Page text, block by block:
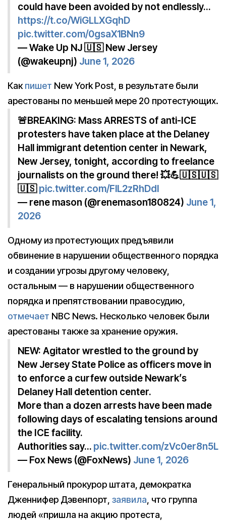
could have been avoided by not endlessly…
https://t.co/WiGLLXGqhD
pic.twitter.com/0gsaX1BNn9
— Wake Up NJ 🇺🇸 New Jersey
(@wakeupnj) June 1, 2026
Какпишет New York Post, в результате были
арестованы по меньшей мере 20 протестующих.
🚨BREAKING: Mass ARRESTS of anti-ICE
protesters have taken place at the Delaney
Hall immigrant detention center in Newark,
New Jersey, tonight, according to freelance
journalists on the ground there! 💥💪🇺🇸🇺🇸
🇺🇸pic.twitter.com/FlL2zRhDdl
— rene mason (@renemason180824) June 1,
2026
Одному из протестующих предъявили
обвинение в нарушении общественного порядка
и создании угрозы другому человеку,
остальным — в нарушении общественного
порядка и препятствовании правосудию,
отмечает NBC News. Несколько человек были
арестованы также за хранение оружия.
NEW: Agitator wrestled to the ground by
New Jersey State Police as officers move in
to enforce a curfew outside Newark’s
Delaney Hall detention center.
More than a dozen arrests have been made
following days of escalating tensions around
the ICE facility.
Authorities say… pic.twitter.com/zVc0er8n5L
— Fox News (@FoxNews) June 1, 2026
Генеральный прокурор штата, демократка
Дженнифер Дэвенпорт, заявила, что группа
людей «пришла на акцию протеста,